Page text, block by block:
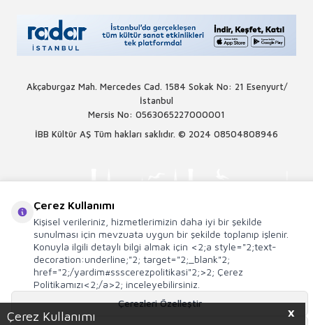
X
Çerez Kullanımı
Akçaburgaz Mah. Mercedes Cad. 1584 Sokak No: 21 Esenyurt/
İstanbul
Mersis No: 0563065227000001
İBB Kültür AŞ Tüm hakları saklıdır. © 2024 08504808946
Çerez Kullanımı
Kişisel verileriniz, hizmetlerimizin daha iyi bir şekilde
sunulması için mevzuata uygun bir şekilde toplanıp işlenir.
Konuyla ilgili detaylı bilgi almak için <2;a style="2;text-
decoration:underline;"2; target="2;_blank"2;
href="2;/yardim#ssscerezpolitikasi"2;>2; Çerez
Politikamızı<2;/a>2; inceleyebilirsiniz.
Çerezleri Özelleştir